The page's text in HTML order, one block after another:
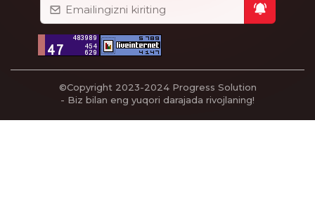
©Copyright 2023-2024 Progress Solution
- Biz bilan eng yuqori darajada rivojlaning!